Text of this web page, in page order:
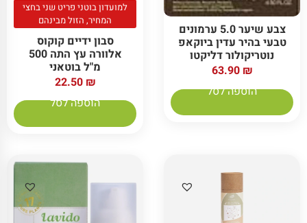
צבע שיער 5.0 ערמונים
טבעי בהיר עדין ביוקאפ
נוטריקולור דליקטו
63.90 ₪
הוספה לסל
למועדון בוטני פריט שני בחצי
המחיר, הזול מבינהם
סבון ידיים קוקוס
אלוורה עץ התה 500
מ"ל בוטאני
22.50 ₪
הוספה לסל